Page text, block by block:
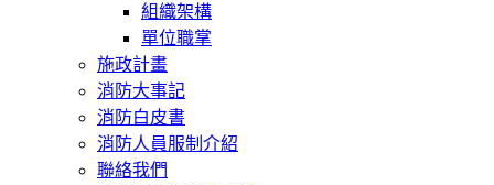
組織架構
單位職掌
施政計畫
消防大事記
消防白皮書
消防人員服制介紹
聯絡我們